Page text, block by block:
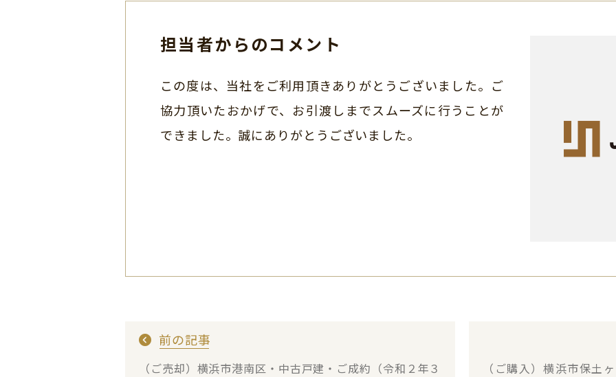
担当者からのコメント
この度は、当社をご利用頂きありがとうございました。ご
協力頂いたおかげで、お引渡しまでスムーズに行うことが
できました。誠にありがとうございました。
前の記事
（ご売却）横浜市港南区・中古戸建・ご成約（令和２年３
（ご購入）横浜市保土